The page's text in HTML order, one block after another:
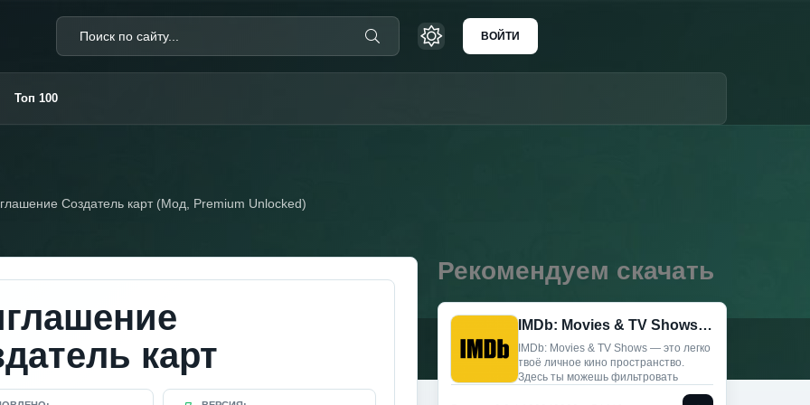
ВОЙТИ
Топ 100
Создатель карт (Мод, Premium Unlocked)
карт
Рекомендуем скачать
IMDb: Movies & TV Shows (Мод, Premium)
IMDb: Movies & TV Shows — это легко
твоё личное кино пространство.
Здесь ты можешь фильтровать